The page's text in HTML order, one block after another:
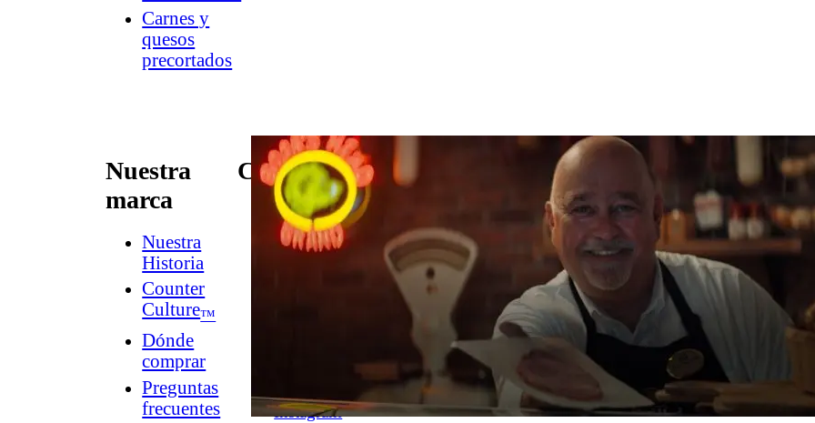
Carnes y
quesos
precortados
Nuestra
marca
Nuestra
Historia
Counter
Culture™
Dónde
comprar
Preguntas
frecuentes
Conectar
Contacto
Newsletter
Instagram